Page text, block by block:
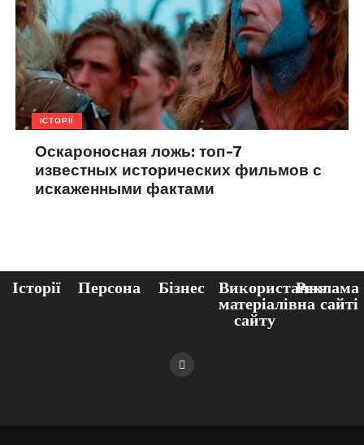
ІСТОРІЇ
Оскароносная ложь: топ-7
известных исторических фильмов с
искаженными фактами
Історії Персона Бізнес
Використання
матеріалів
сайту
Реклама
на сайті